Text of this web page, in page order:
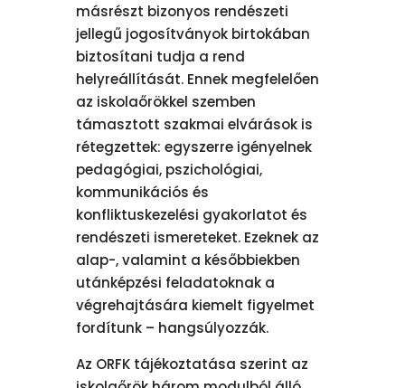
másrészt bizonyos rendészeti
jellegű jogosítványok birtokában
biztosítani tudja a rend
helyreállítását. Ennek megfelelően
az iskolaőrökkel szemben
támasztott szakmai elvárások is
rétegzettek: egyszerre igényelnek
pedagógiai, pszichológiai,
kommunikációs és
konfliktuskezelési gyakorlatot és
rendészeti ismereteket. Ezeknek az
alap-, valamint a későbbiekben
utánképzési feladatoknak a
végrehajtására kiemelt figyelmet
fordítunk – hangsúlyozzák.
Az ORFK tájékoztatása szerint az